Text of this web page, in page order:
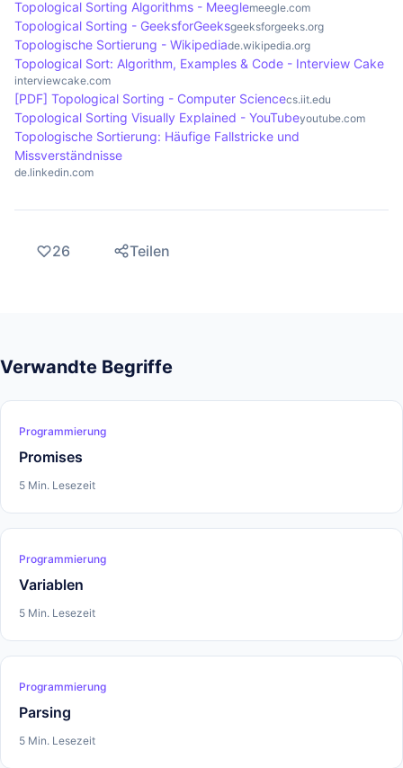
sein, insbesondere bei der Wahl des geeigneten
Algorithmus.
Kurses abgeschlossen werden müssen. Durch die
Anwendung des Algorithmus können die Kurse so
angeordnet werden, dass alle Prärequisiten
berücksichtigt werden, was die Planung für
Studierende und Verwaltung erleichtert.
Topological Sorting Algorithms - Meeglemeegle.com
Topological Sorting - GeeksforGeeksgeeksforgeeks.org
Topologische Sortierung - Wikipediade.wikipedia.org
Topological Sort: Algorithm, Examples & Code - Interview Cake
interviewcake.com
[PDF] Topological Sorting - Computer Sciencecs.iit.edu
Topological Sorting Visually Explained - YouTubeyoutube.com
Topologische Sortierung: Häufige Fallstricke und
Missverständnisse
de.linkedin.com
26 Teilen
Verwandte Begriffe
Programmierung
Promises
5 Min. Lesezeit
Programmierung
Variablen
5 Min. Lesezeit
Programmierung
Parsing
5 Min. Lesezeit